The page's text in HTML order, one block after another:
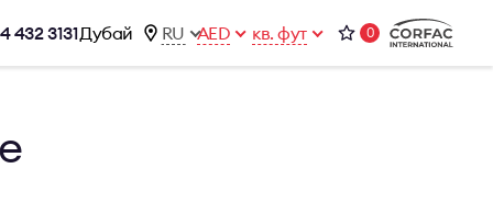
432 3131Дубай RU AED кв. фут 0